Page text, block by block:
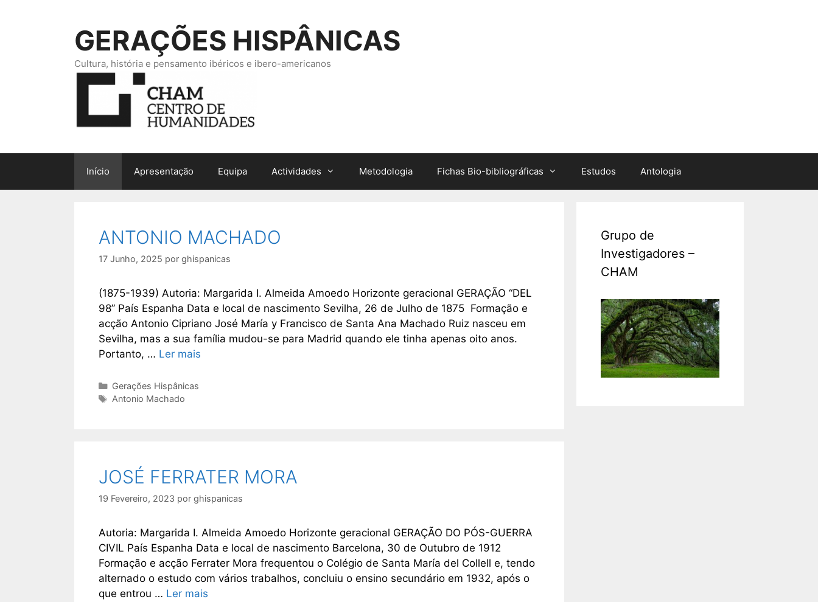
GERAÇÕES HISPÂNICAS
Cultura, história e pensamento ibéricos e ibero-americanos
Início Apresentação Equipa Actividades Metodologia Fichas Bio-bibliográficas Estudos Antologia
ANTONIO MACHADO
17 Junho, 2025 por ghispanicas
(1875-1939) Autoria: Margarida I. Almeida Amoedo Horizonte geracional GERAÇÃO “DEL
98” País Espanha Data e local de nascimento Sevilha, 26 de Julho de 1875 Formação e
acção Antonio Cipriano José María y Francisco de Santa Ana Machado Ruiz nasceu em
Sevilha, mas a sua família mudou-se para Madrid quando ele tinha apenas oito anos.
Portanto, … Ler mais
Categorias
Gerações Hispânicas
Etiquetas
Antonio Machado
JOSÉ FERRATER MORA
19 Fevereiro, 2023 por ghispanicas
Autoria: Margarida I. Almeida Amoedo Horizonte geracional GERAÇÃO DO PÓS-GUERRA
CIVIL País Espanha Data e local de nascimento Barcelona, 30 de Outubro de 1912
Formação e acção Ferrater Mora frequentou o Colégio de Santa María del Collell e, tendo
alternado o estudo com vários trabalhos, concluiu o ensino secundário em 1932, após o
que entrou … Ler mais
Grupo de
Investigadores –
CHAM